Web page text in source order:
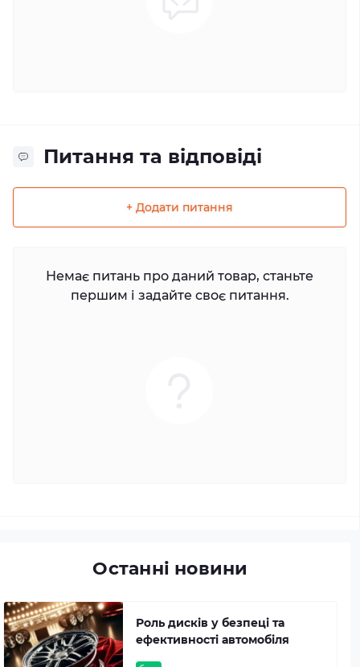
Питання та відповіді
+ Додати питання
Немає питань про даний товар, станьте
першим і задайте своє питання.
Останні новини
Роль дисків у безпеці та
ефективності автомобіля